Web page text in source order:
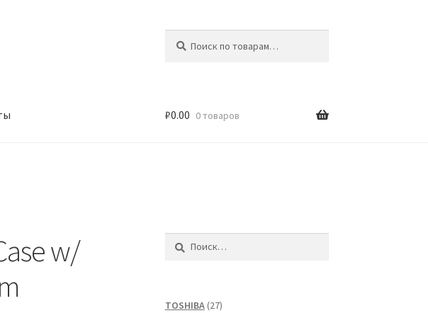
₽0.00 0 товаров
w/
Найти:
TOSHIBA 2727